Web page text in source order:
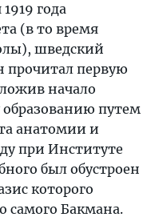
года
(в то время
шведский
прочитал первую
начало
путем
анатомии и
при Институте
был обустроен
которого
самого Бакмана.